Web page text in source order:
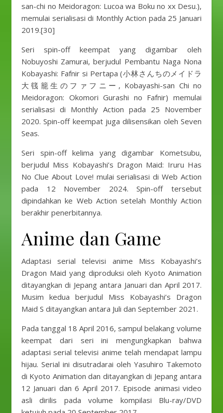
san-chi no Meidoragon: Lucoa wa Boku no xx Desu.),
memulai serialisasi di Monthly Action pada 25 Januari
2019.[30]
Seri spin-off keempat yang digambar oleh
Nobuyoshi Zamurai, berjudul Pembantu Naga Nona
Kobayashi: Fafnir si Pertapa (小林さんちのメイドラ
大篯籠生のファフニー, Kobayashi-san Chi no
Meidoragon: Okomori Gurashi no Fafnir) memulai
serialisasi di Monthly Action pada 25 November
2020. Spin-off keempat juga dilisensikan oleh Seven
Seas.
Seri spin-off kelima yang digambar Kometsubu,
berjudul Miss Kobayashi’s Dragon Maid: Iruru Has
No Clue About Love! mulai serialisasi di Web Action
pada 12 November 2024. Spin-off tersebut
dipindahkan ke Web Action setelah Monthly Action
berakhir penerbitannya.
Anime dan Game
Adaptasi serial televisi anime Miss Kobayashi’s
Dragon Maid yang diproduksi oleh Kyoto Animation
ditayangkan di Jepang antara Januari dan April 2017.
Musim kedua berjudul Miss Kobayashi’s Dragon
Maid S ditayangkan antara Juli dan September 2021.
Pada tanggal 18 April 2016, sampul belakang volume
keempat dari seri ini mengungkapkan bahwa
adaptasi serial televisi anime telah mendapat lampu
hijau. Serial ini disutradarai oleh Yasuhiro Takemoto
di Kyoto Animation dan ditayangkan di Jepang antara
12 Januari dan 6 April 2017. Episode animasi video
asli dirilis pada volume kompilasi Blu-ray/DVD